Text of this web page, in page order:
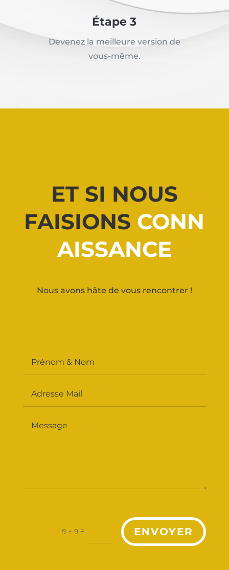
Étape 3
Devenez la meilleure version de
vous-même.
ET SI NOUS
FAISIONS CONN
AISSANCE
Nous avons hâte de vous rencontrer !
9 + 9 = ENVOYER